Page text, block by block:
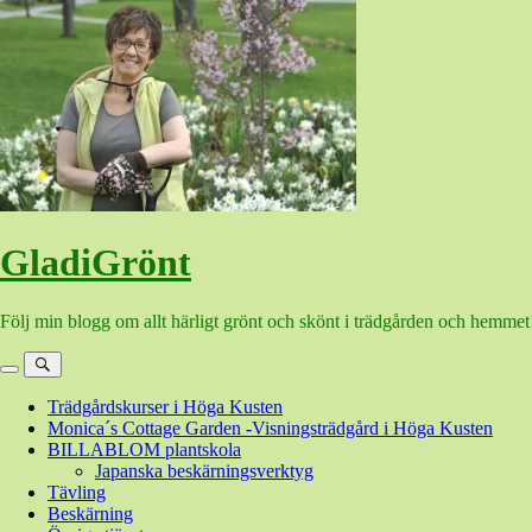
Hoppa
GladiGrönt
Följ min blogg om allt härligt grönt och skönt i trädgården och
MenySök
Trädgårdskurser i Höga Kusten
Monica´s Cottage Garden -Visningsträdgård i Höga Kusten
BILLABLOM plantskola
Japanska beskärningsverktyg
Tävling
Beskärning